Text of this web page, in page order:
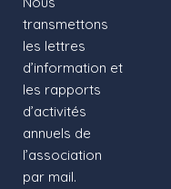
transmettons
les lettres
d’information et
les rapports
d’activités
annuels de
l’association
par mail.